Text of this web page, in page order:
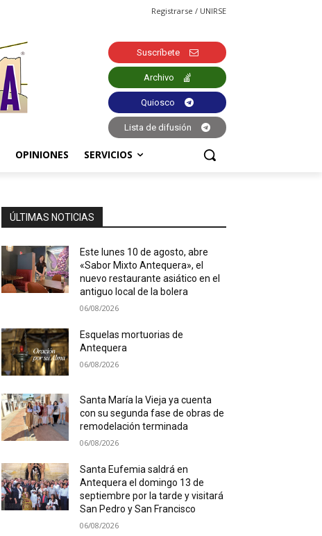
Registrarse / UNIRSE
Suscríbete
Archivo
Quiosco
Lista de difusión
OPINIONES SERVICIOS
ÚLTIMAS NOTICIAS
Este lunes 10 de agosto, abre
«Sabor Mixto Antequera», el
nuevo restaurante asiático en el
antiguo local de la bolera
06/08/2026
Esquelas mortuorias de
Antequera
06/08/2026
Santa María la Vieja ya cuenta
con su segunda fase de obras de
remodelación terminada
06/08/2026
Santa Eufemia saldrá en
Antequera el domingo 13 de
septiembre por la tarde y visitará
San Pedro y San Francisco
06/08/2026